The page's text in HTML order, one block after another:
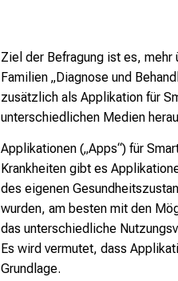
Ziel der Befragung ist es, mehr
Familien „Diagnose und
zusätzlich als Applikation für
unterschiedlichen Medien
Applikationen („Apps“) für
Krankheiten gibt es
des eigenen
wurden, am besten mit den
das unterschiedliche
Es wird vermutet, dass
Grundlage.